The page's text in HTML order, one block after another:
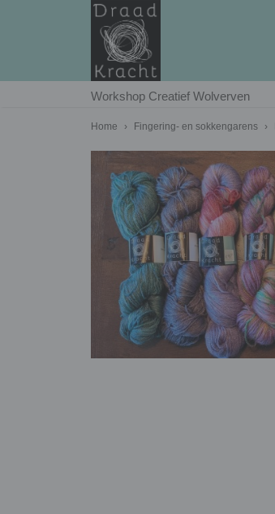
Workshop Creatief Wolverven
Home › Fingering- en sokkengarens ›